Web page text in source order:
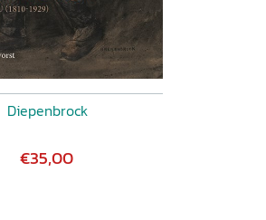
Diepenbrock
€35,00